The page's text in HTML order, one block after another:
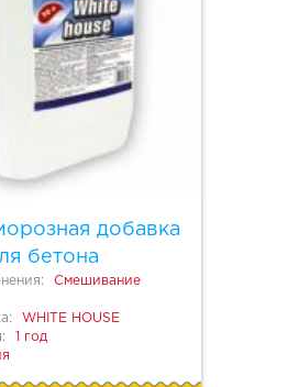
добавка
бетона
Смешивание
WHITE HOUSE
1 год